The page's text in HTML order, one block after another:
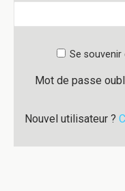
Se souvenir
Mot de passe
Nouvel utilisateur ?